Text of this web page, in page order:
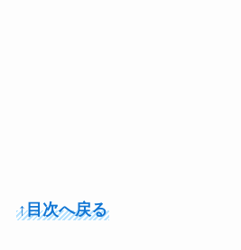
↑目次へ戻る